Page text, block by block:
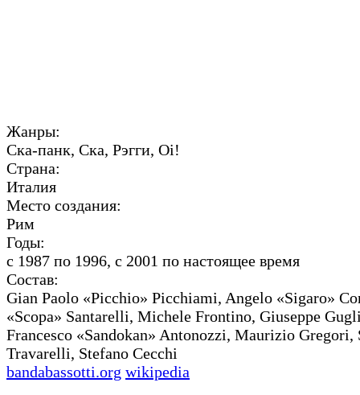
Жанры:
Ска-панк, Ска, Рэгги, Oi!
Страна:
Италия
Место создания:
Рим
Годы:
с 1987 по 1996, с 2001 по настоящее время
Состав:
Gian Paolo «Picchio» Picchiami, Angelo «Sigaro»
«Scopa» Santarelli, Michele Frontino, Giuseppe
Francesco «Sandokan» Antonozzi, Maurizio Gregori,
Travarelli, Stefano Cecchi
bandabassotti.org wikipedia